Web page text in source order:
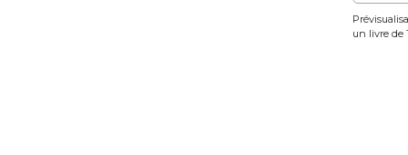
un livre de